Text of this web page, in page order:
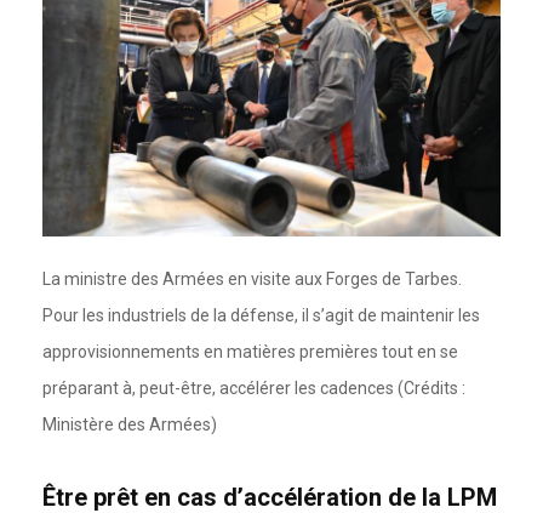
La ministre des Armées en visite aux Forges de Tarbes.
Pour les industriels de la défense, il s’agit de maintenir les
approvisionnements en matières premières tout en se
préparant à, peut-être, accélérer les cadences (Crédits :
Ministère des Armées)
Être prêt en cas d’accélération de la LPM